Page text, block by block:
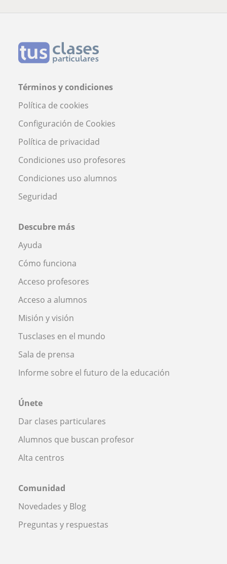
Términos y condiciones
Política de cookies
Configuración de Cookies
Política de privacidad
Condiciones uso profesores
Condiciones uso alumnos
Seguridad
Descubre más
Ayuda
Cómo funciona
Acceso profesores
Acceso a alumnos
Misión y visión
Tusclases en el mundo
Sala de prensa
Informe sobre el futuro de la educación
Únete
Dar clases particulares
Alumnos que buscan profesor
Alta centros
Comunidad
Novedades y Blog
Preguntas y respuestas